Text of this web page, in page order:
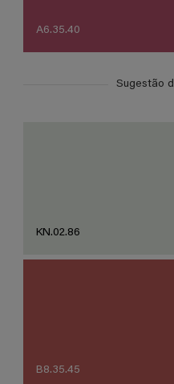
A6.35.40
Sugestão
KN.02.86
B8.35.45